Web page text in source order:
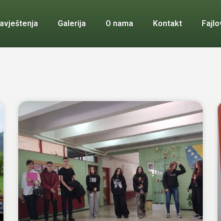
Galerija O nama Kontakt
PagePage PagePagePagePagePagePage